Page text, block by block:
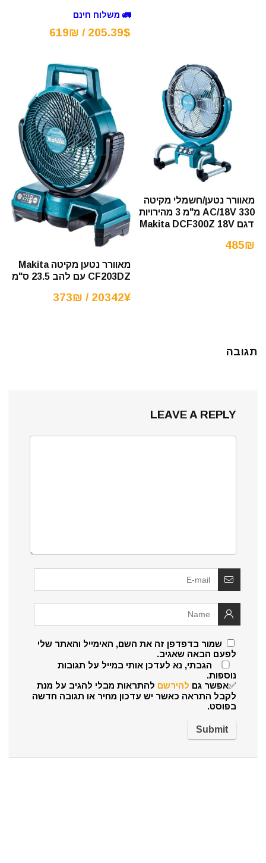
🚛 משלוח חינם
205.39$ / 619₪
מאוורר נטען/חשמלי מקיטה
AC/18V 330 מ"מ 3 מהירויות
דגם Makita DCF300Z 18V
485₪
מאוורר נטען מקיטה Makita
CF203DZ עם להב 23.5 ס"מ
20342¥ / 373₪
תגובה
LEAVE A REPLY
שמור בדפדפן זה את השם, האימייל והאתר שלי
לפעם הבאה שאגיב.
הגבתי, נא לעדכן אותי במייל על תגובות
נוספות.
✅אפשר גם להירשם להתראות מבלי להגיב על מנת
לקבל התראה כאשר יש עדכון מחיר או תגובה חדשה
בפוסט.